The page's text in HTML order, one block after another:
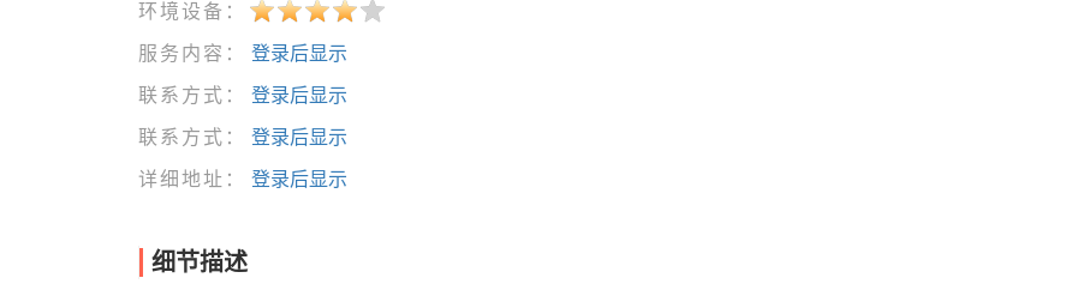
环境设备：
服务内容：
登录后显示
联系方式：
登录后显示
联系方式：
登录后显示
详细地址：
登录后显示
细节描述